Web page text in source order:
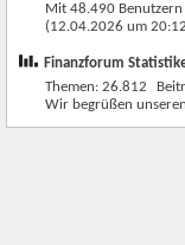
Mit 48.490
(12.04.2026 um 20:12
Finanzforum
Themen
26.812
Wir begrüßen